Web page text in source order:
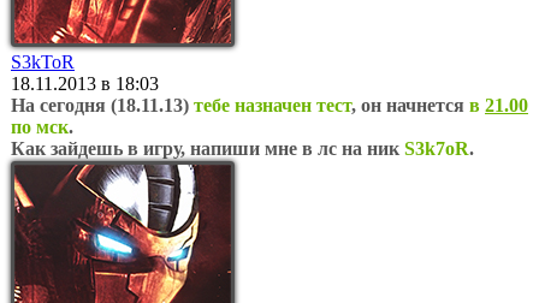
S3kToR
18.11.2013 в 18:03
На сегодня (18.11.13) тебе назначен тест, он начнется в 21.00
по мск.
Как зайдешь в игру, напиши мне в лс на ник S3k7oR.